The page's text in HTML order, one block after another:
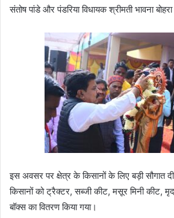
संतोष पांडे और पंडरिया विधायक श्रीमती भावना
इस अवसर पर क्षेत्र के किसानों के लिए बड़ी सौगात
किसानों को ट्रैक्टर, सब्जी कीट, मसूर मिनी कीट,
बॉक्स का वितरण किया गया।